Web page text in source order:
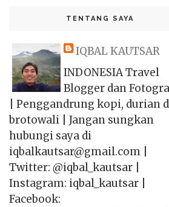
TENTANG SAYA
IQBAL KAUTSAR
INDONESIA Travel
Blogger dan
| Penggandrung kopi, durian
brotowali | Jangan sungkan
hubungi saya di
iqbalkautsar@gmail.com |
Twitter: @iqbal_kautsar |
Instagram: iqbal_kautsar |
Facebook: